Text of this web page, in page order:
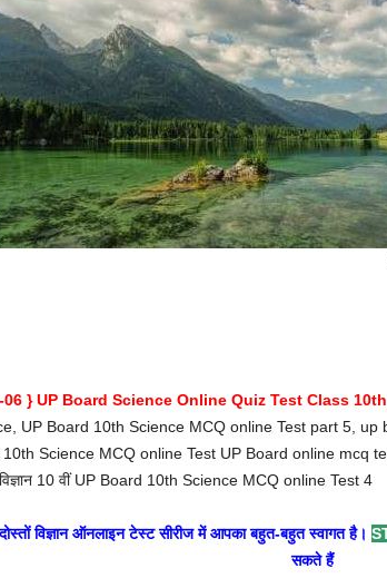
} UP Board Science Online Quiz Test Class 10th |
UP Board 10th Science MCQ online Test part 5, up
10th Science MCQ online Test UP Board online mcq
10 वीं UP Board 10th Science MCQ online Test 4
दोस्तों विज्ञान ऑनलाइन टेस्ट सीरीज में आपका बहुत-बहुत स्वागत है।
सकते हैं